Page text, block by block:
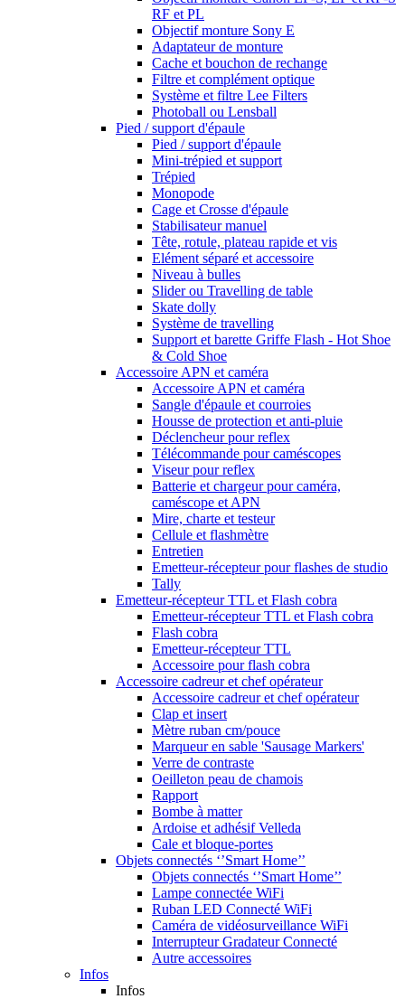
RF et PL
Objectif monture Sony E
Adaptateur de monture
Cache et bouchon de rechange
Filtre et complément optique
Système et filtre Lee Filters
Photoball ou Lensball
Pied / support d'épaule
Pied / support d'épaule
Mini-trépied et support
Trépied
Monopode
Cage et Crosse d'épaule
Stabilisateur manuel
Tête, rotule, plateau rapide et vis
Elément séparé et accessoire
Niveau à bulles
Slider ou Travelling de table
Skate dolly
Système de travelling
Support et barette Griffe Flash - Hot Shoe
& Cold Shoe
Accessoire APN et caméra
Accessoire APN et caméra
Sangle d'épaule et courroies
Housse de protection et anti-pluie
Déclencheur pour reflex
Télécommande pour caméscopes
Viseur pour reflex
Batterie et chargeur pour caméra,
caméscope et APN
Mire, charte et testeur
Cellule et flashmètre
Entretien
Emetteur-récepteur pour flashes de studio
Tally
Emetteur-récepteur TTL et Flash cobra
Emetteur-récepteur TTL et Flash cobra
Flash cobra
Emetteur-récepteur TTL
Accessoire pour flash cobra
Accessoire cadreur et chef opérateur
Accessoire cadreur et chef opérateur
Clap et insert
Mètre ruban cm/pouce
Marqueur en sable 'Sausage Markers'
Verre de contraste
Oeilleton peau de chamois
Rapport
Bombe à matter
Ardoise et adhésif Velleda
Cale et bloque-portes
Objets connectés ‘’Smart Home’’
Objets connectés ‘’Smart Home’’
Lampe connectée WiFi
Ruban LED Connecté WiFi
Caméra de vidéosurveillance WiFi
Interrupteur Gradateur Connecté
Autre accessoires
Infos
Infos